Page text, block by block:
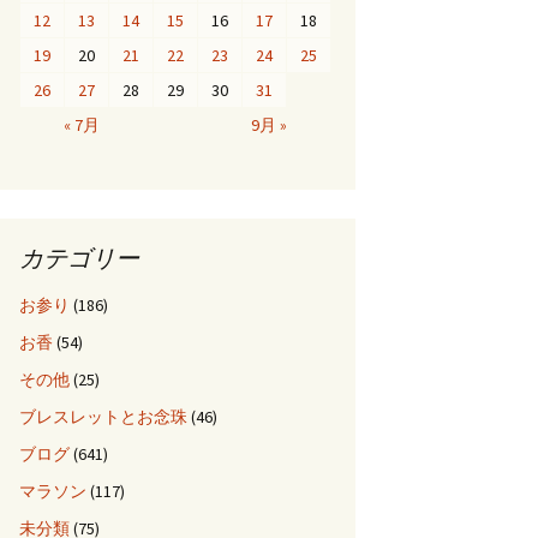
12 13 14 15 16 17
18
19
20 21 22 23 24
25
26
27 28 29 30
31
« 7月
9月 »
カテゴリー
お参り (186)
お香(54)
その他(25)
ブレスレットとお念珠(46)
ブログ(641)
マラソン (117)
未分類(75)